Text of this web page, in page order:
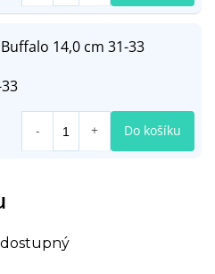
14,0 cm 31-33
Do košíku